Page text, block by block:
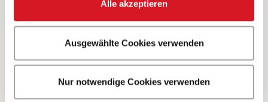
Alle akzeptieren
Ausgewählte Cookies verwenden
Nur notwendige Cookies verwenden
5 Bewertungen
Startseite Produkte · Alle Produkte Mettwurst